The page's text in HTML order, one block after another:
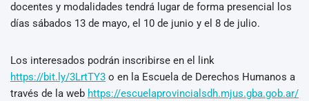
docentes y modalidades tendrá lugar de forma presencial los
días sábados 13 de mayo, el 10 de junio y el 8 de julio.
Los interesados podrán inscribirse en el link
https://bit.ly/3LrtTY3 o en la Escuela de Derechos Humanos a
través de la web https://escuelaprovincialsdh.mjus.gba.gob.ar/